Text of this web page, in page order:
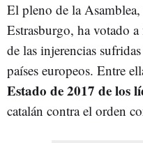
El pleno de la Asamblea,
Estrasburgo, ha votado
de las injerencias
países europeos. Entre
Estado de 2017 de los
catalán contra el orden